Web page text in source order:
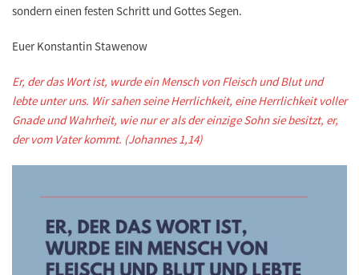
sondern einen festen Schritt und Gottes Segen.
Euer Konstantin Stawenow
Er, der das Wort ist, wurde ein Mensch von Fleisch und Blut und
lebte unter uns. Wir sahen seine Herrlichkeit, eine Herrlichkeit voller
Gnade und Wahrheit, wie nur er als der einzige Sohn sie besitzt, er,
der vom Vater kommt. (Johannes 1,14)